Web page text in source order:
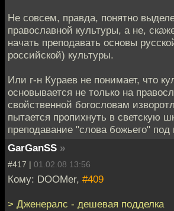
Не совсем, правда, понятно
православной культуры, а не,
начать преподавать основы
российской) культуры.
Или г-н Кураев не понимает, что
основывается не только на
свойственной богословам
пытается пропихнуть в светскую
преподавание "слова божьего"
GarGanSS »
#417 | 01.02.08 13:56
Кому: DOOMer, #409
> Дженералс - дешевая подделка